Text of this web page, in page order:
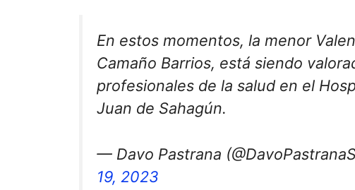
En estos momentos, la menor
Camaño Barrios, está siendo
profesionales de la salud en el
Juan de Sahagún.
— Davo Pastrana
19, 2023